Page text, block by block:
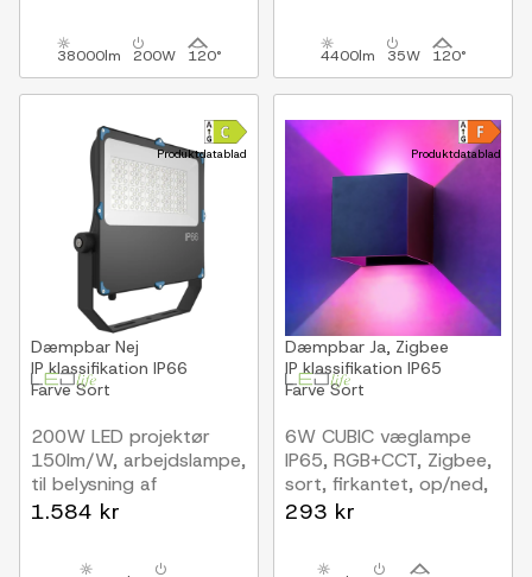
38000lm 200W 120° 4400lm 35W 120°
Produktdatablad
Dæmpbar Nej
IP klassifikation IP66
FarveSort
200W LED projektør
150lm/W, arbejdslampe,
til belysning af
bygninger,
1.584 kr
Produktdatablad
Dæmpbar Ja, Zigbee
IP klassifikation IP65
FarveSort
6W CUBIC væglampe
IP65, RGB+CCT, Zigbee,
sort, firkantet, op/ned,
justerbar, inde / ude,
293 kr